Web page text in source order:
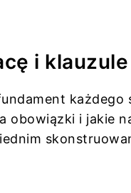
i
każdego
obowiązki i jakie